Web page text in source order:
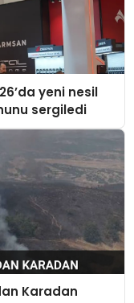
yeni nesil
sergiledi
Karadan